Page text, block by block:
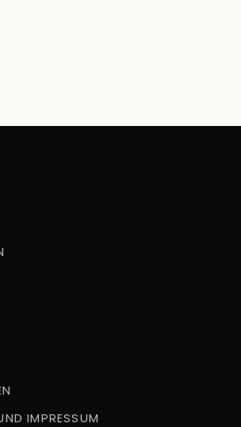
IMPRESSUM